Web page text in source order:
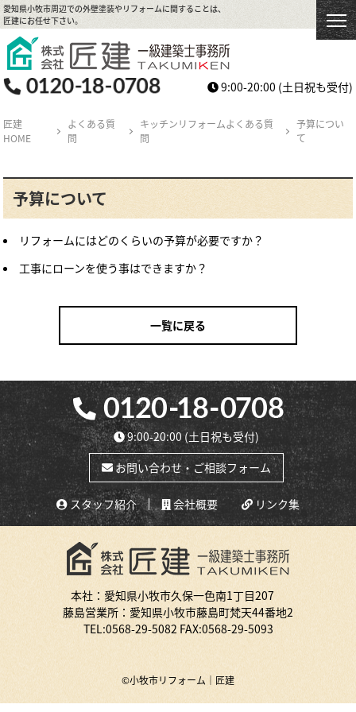
愛知県小牧市周辺での外壁塗装やリフォームに関することは、
匠建にお任せ下さい。
9:00-20:00 (土日祝も受付)
匠建
HOME
よくある質
問
キッチンリフォームよくある質
問
予算につい
て
予算について
リフォームにはどのくらいの予算が必要ですか？
工事にローンを使う事はできますか？
一覧に戻る
9:00-20:00(土日祝も受付)
お問い合わせ・ご相談フォーム
スタッフ紹介 会社概要 リンク集
本社：愛知県小牧市久保一色南1丁目207
藤島営業所：愛知県小牧市藤島町梵天44番地2
TEL:0568-29-5082 FAX:0568-29-5093
©小牧市リフォーム｜匠建